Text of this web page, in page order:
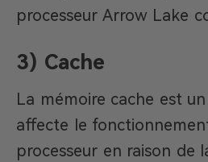
processeur Arrow Lake
3) Cache
La mémoire cache est
affecte le
processeur en raison de